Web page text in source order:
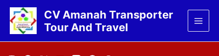
Lewati
konten
CV Amanah Transporter
Tour And Travel